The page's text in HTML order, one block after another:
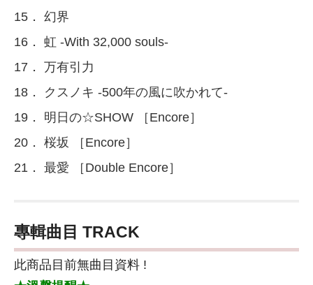
15． 幻界
16． 虹 -With 32,000 souls-
17． 万有引力
18． クスノキ -500年の風に吹かれて-
19． 明日の☆SHOW ［Encore］
20． 桜坂 ［Encore］
21． 最愛 ［Double Encore］
專輯曲目 TRACK
此商品目前無曲目資料 !